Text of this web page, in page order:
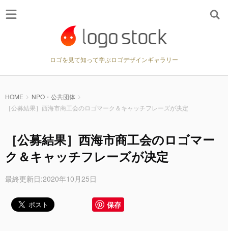
ロゴを見て知って学ぶロゴデザインギャラリー
HOME
NPO・公共団体
［公募結果］西海市商工会のロゴマーク＆キャッチフレーズが决定
［公募結果］西海市商工会のロゴマー
ク＆キャッチフレーズが决定
最終更新日:2020年10月25日
保存